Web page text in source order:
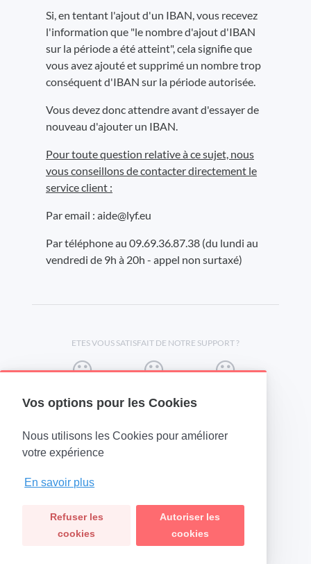
Vos options pour les Cookies
Nous utilisons les Cookies pour améliorer
votre expérience
En savoir plus
Refuser les
cookies
Autoriser les
cookies
Si, en tentant l'ajout d'un IBAN, vous recevez
l'information que "le nombre d'ajout d'IBAN
sur la période a été atteint", cela signifie que
vous avez ajouté et supprimé un nombre trop
conséquent d'IBAN sur la période autorisée.
Vous devez donc attendre avant d'essayer de
nouveau d'ajouter un IBAN.
Pour toute question relative à ce sujet, nous
vous conseillons de contacter directement le
service client :
Par email : aide@lyf.eu
Par téléphone au 09.69.36.87.38 (du lundi au
vendredi de 9h à 20h - appel non surtaxé)
ETES VOUS SATISFAIT DE NOTRE SUPPORT ?